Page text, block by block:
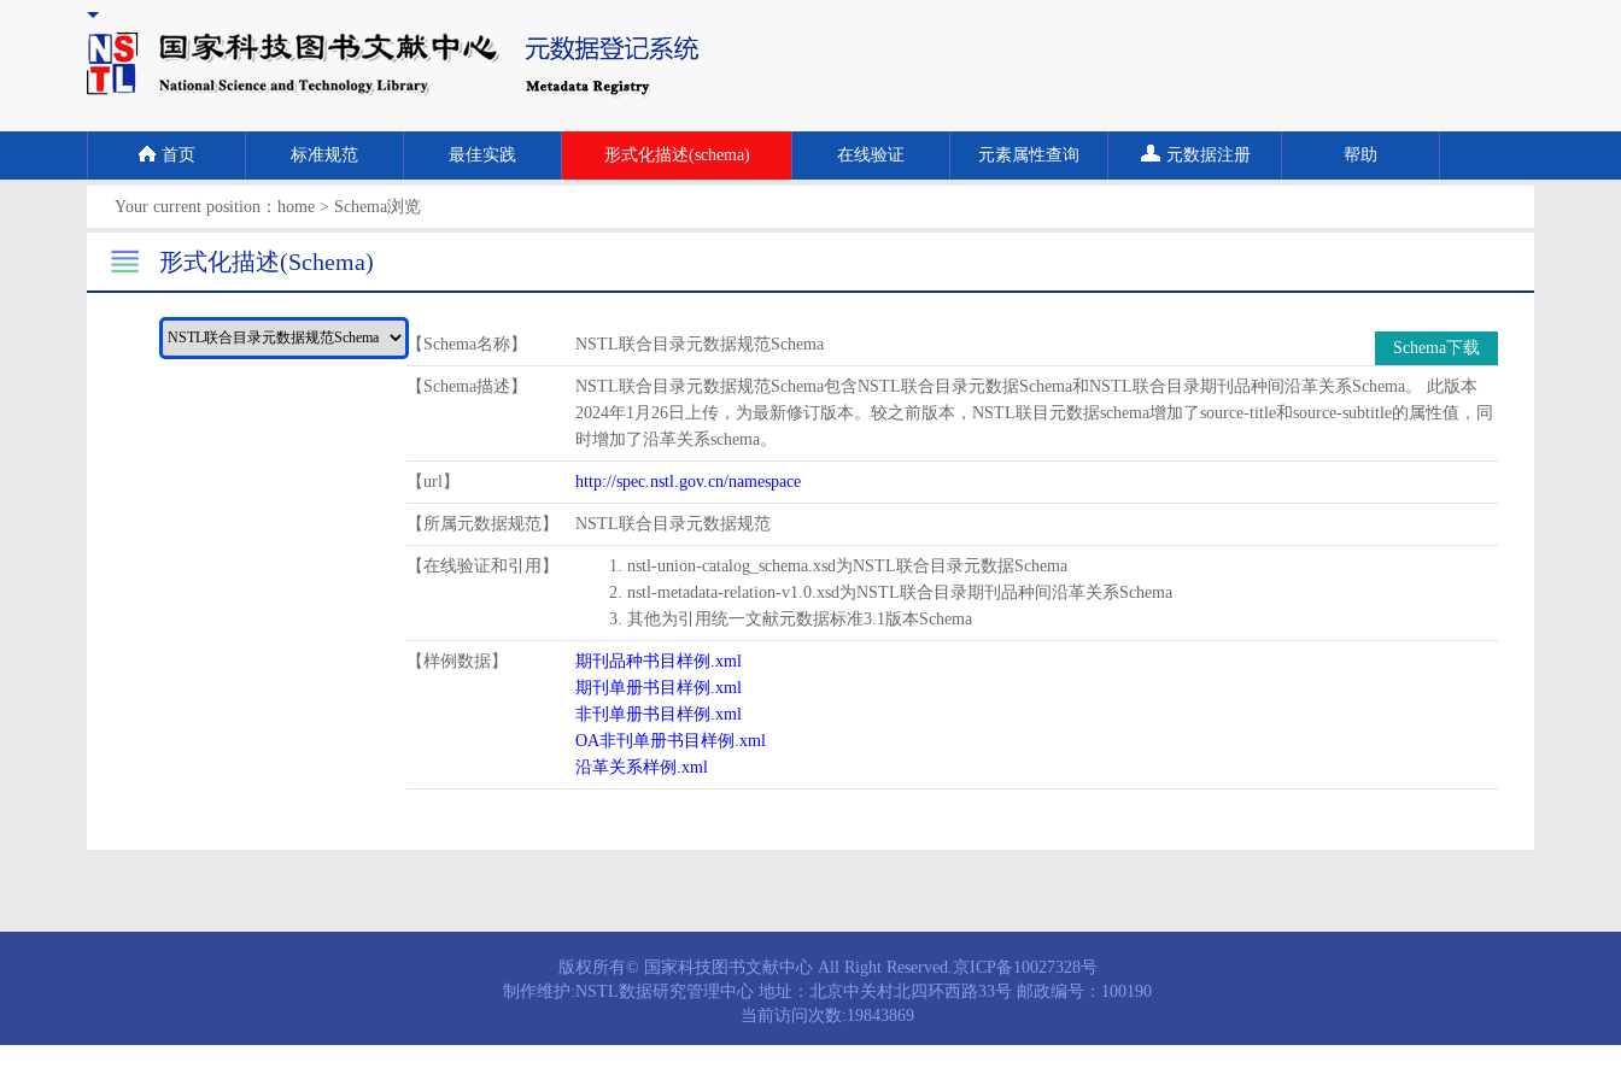
首页 标准规范 最佳实践 形式化描述(schema) 在线验证 元素属性查询 元数据注册 帮助
Your current position： home > Schema浏览
形式化描述(Schema)
【Schema名称】 NSTL联合目录元数据规范Schema Schema下载
【Schema描述】
NSTL联合目录元数据规范Schema包含NSTL联合目录元数据Schema和NSTL联合目录期刊品种间沿革关系Schema。 此版本
2024年1月26日上传，为最新修订版本。较之前版本，NSTL联目元数据schema增加了source-title和source-subtitle的属性值，同
时增加了沿革关系schema。
【url】 http://spec.nstl.gov.cn/namespace
【所属元数据规范】 NSTL联合目录元数据规范
【在线验证和引用】
1. nstl-union-catalog_schema.xsd为NSTL联合目录元数据Schema
2. nstl-metadata-relation-v1.0.xsd为NSTL联合目录期刊品种间沿革关系Schema
3. 其他为引用统一文献元数据标准3.1版本Schema
【样例数据】
期刊品种书目样例.xml
期刊单册书目样例.xml
非刊单册书目样例.xml
OA非刊单册书目样例.xml
沿革关系样例.xml
版权所有© 国家科技图书文献中心 All Right Reserved.京ICP备10027328号
制作维护:NSTL数据研究管理中心 地址：北京中关村北四环西路33号 邮政编号：100190
当前访问次数:19843869